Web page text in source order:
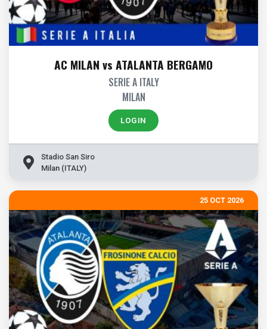
AC MILAN vs ATALANTA BERGAMO
SERIE A ITALY
MILAN
LOGIN
Stadio San Siro
Milan (ITALY)
25 OCT 2026